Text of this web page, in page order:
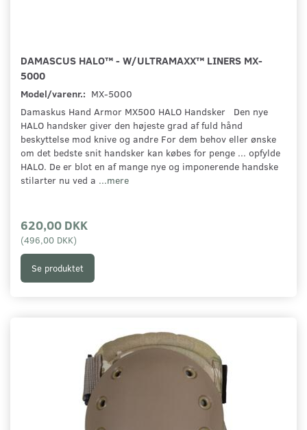
DAMASCUS HALO™ - W/ULTRAMAXX™ LINERS MX-
5000
Model/varenr.: MX-5000
Damaskus Hand Armor MX500 HALO Handsker Den nye
HALO handsker giver den højeste grad af fuld hånd
beskyttelse mod knive og andre For dem behov eller ønske
om det bedste snit handsker kan købes for penge ... opfylde
HALO. De er blot en af mange nye og imponerende handske
stilarter nu ved a ...mere
620,00 DKK
(496,00 DKK)
Se produktet